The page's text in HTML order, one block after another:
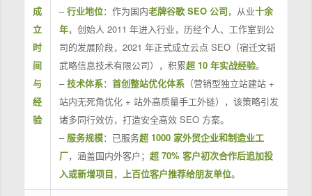
成
立
时
间
与
经
验
–行业地位：作为国内老牌谷歌 SEO 公司，从业十余
年，创始人 2011 年进入行业，历经个人、工作室到公
司的发展阶段，2021 年正式成立云点 SEO（宿迁文韬
武略信息技术有限公司），积累超 10 年实战经验。
–技术体系： 首创整站优化体系（营销型独立站建站 +
站内无死角优化 + 站外高质量手工外链），该策略引发
诸多同行效仿，打造安全高效 SEO 方案。
– 服务规模：已服务超 1000 家外贸企业和制造业工
厂，涵盖国内外客户； 超 70% 客户初次合作后追加投
入或新增项目， 上百位客户推荐给朋友单位。